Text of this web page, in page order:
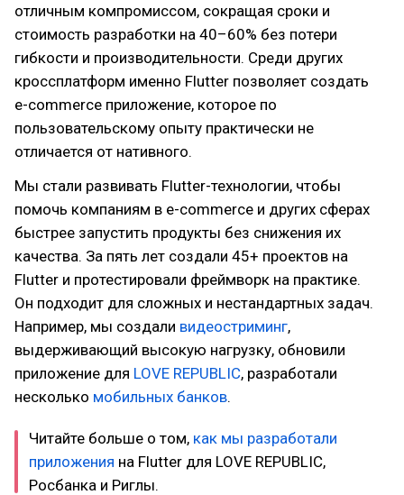
отличным компромиссом, сокращая сроки и
стоимость разработки на 40–60% без потери
гибкости и производительности. Среди других
кроссплатформ именно Flutter позволяет создать
e-commerce приложение, которое по
пользовательскому опыту практически не
отличается от нативного.
Мы стали развивать Flutter-технологии, чтобы
помочь компаниям в e-commerce и других сферах
быстрее запустить продукты без снижения их
качества. За пять лет создали 45+ проектов на
Flutter и протестировали фреймворк на практике.
Он подходит для сложных и нестандартных задач.
Например, мы создали видеостриминг,
выдерживающий высокую нагрузку, обновили
приложение для LOVE REPUBLIC, разработали
несколько мобильных банков.
Читайте больше о том, как мы разработали
приложения на Flutter для LOVE REPUBLIC,
Росбанка и Риглы.